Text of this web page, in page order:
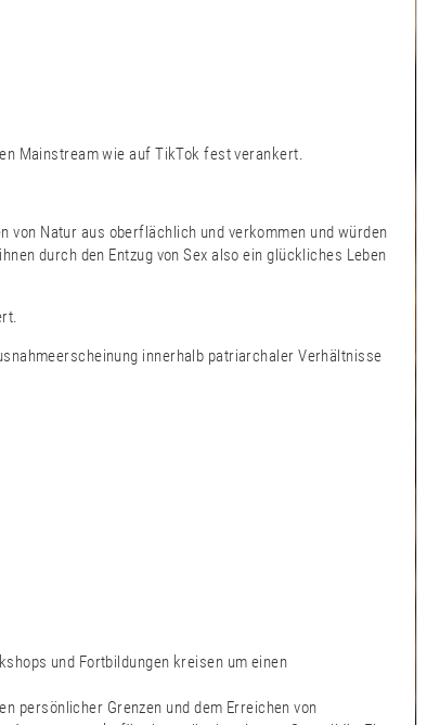
Mainstream wie auf TikTok fest verankert.
von Natur aus oberflächlich und verkommen und würden
durch den Entzug von Sex also ein glückliches Leben
innerhalb patriarchaler Verhältnisse
und Fortbildungen kreisen um einen
persönlicher Grenzen und dem Erreichen von